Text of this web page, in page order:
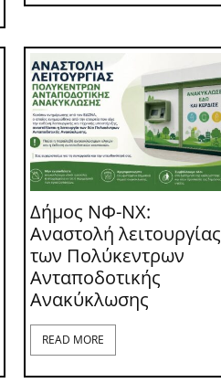
Δήμος ΝΦ-ΝΧ:
Αναστολή λειτουργίας
των Πολύκεντρων
Ανταποδοτικής
Ανακύκλωσης
READ MORE